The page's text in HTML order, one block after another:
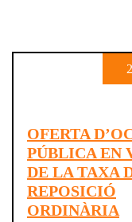
OFERTA
PÚBLICA EN
DE LA TAXA
REPOSICIÓ
ORDINÀRIA